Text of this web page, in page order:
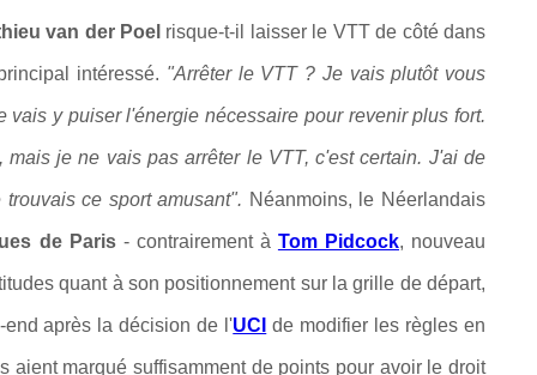
van der Poel risque-t-il laisser le VTT de côté dans
intéressé. "Arrêter le VTT ? Je vais plutôt vous
y puiser l'énergie nécessaire pour revenir plus fort.
je ne vais pas arrêter le VTT, c'est certain. J'ai de
ce sport amusant". Néanmoins, le Néerlandais
de Paris- contrairement à Tom Pidcock, nouveau
quant à son positionnement sur la grille de départ,
après la décision de l'UCI de modifier les règles en
aient marqué suffisamment de points pour avoir le droit